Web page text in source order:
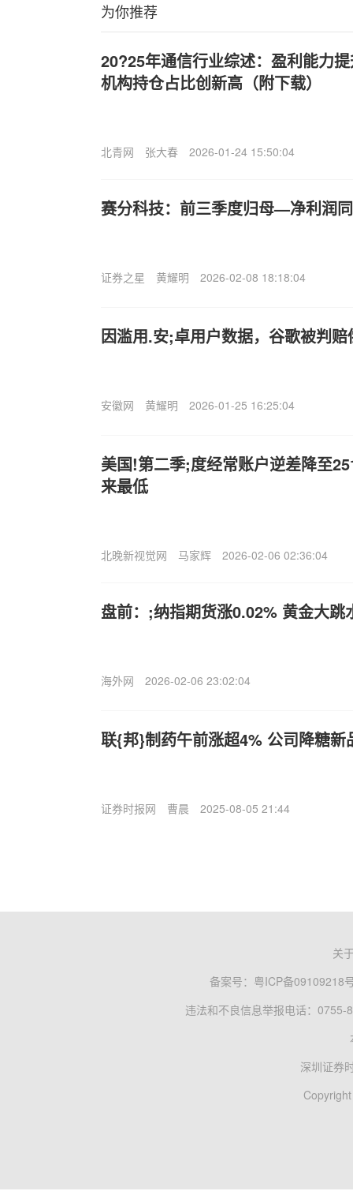
为你推荐
20?25年通信行业综述：盈利能力
机构持仓占比创新高（附下载）
北青网 张大春 2026-01-24 15:50:04
赛分科技：前三季度归母—净利润
证券之星 黄耀明 2026-02-08 18:18:04
因滥用.安;卓用户数据，谷歌被判
安徽网 黄耀明 2026-01-25 16:25:04
美国!第二季;度经常账户逆差降至
来最低
北晚新视觉网 马家辉 2026-02-06 02:36:04
盘前：;纳指期货涨0.02% 黄金大跳
海外网 2026-02-06 23:02:04
联{邦}制药午前涨超4% 公司降糖新
证券时报网 曹晨 2025-08-05 21:44
关
备案号： 粤ICP备09109218
违法和不良信息举报电话：0755-
深圳证券